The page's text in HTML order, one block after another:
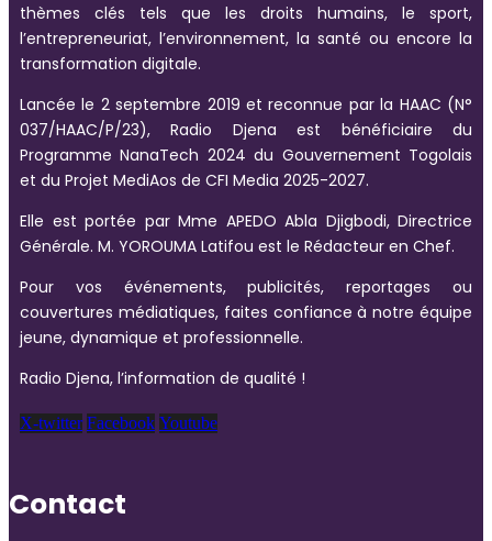
thèmes clés tels que les droits humains, le sport,
l’entrepreneuriat, l’environnement, la santé ou encore la
transformation digitale.
Lancée le 2 septembre 2019 et reconnue par la HAAC (N°
037/HAAC/P/23), Radio Djena est bénéficiaire du
Programme NanaTech 2024 du Gouvernement Togolais
et du Projet MediAos de CFI Media 2025-2027.
Elle est portée par Mme APEDO Abla Djigbodi, Directrice
Générale. M. YOROUMA Latifou est le Rédacteur en Chef.
Pour vos événements, publicités, reportages ou
couvertures médiatiques, faites confiance à notre équipe
jeune, dynamique et professionnelle.
Radio Djena, l’information de qualité !
X-twitter Facebook Youtube
Contact